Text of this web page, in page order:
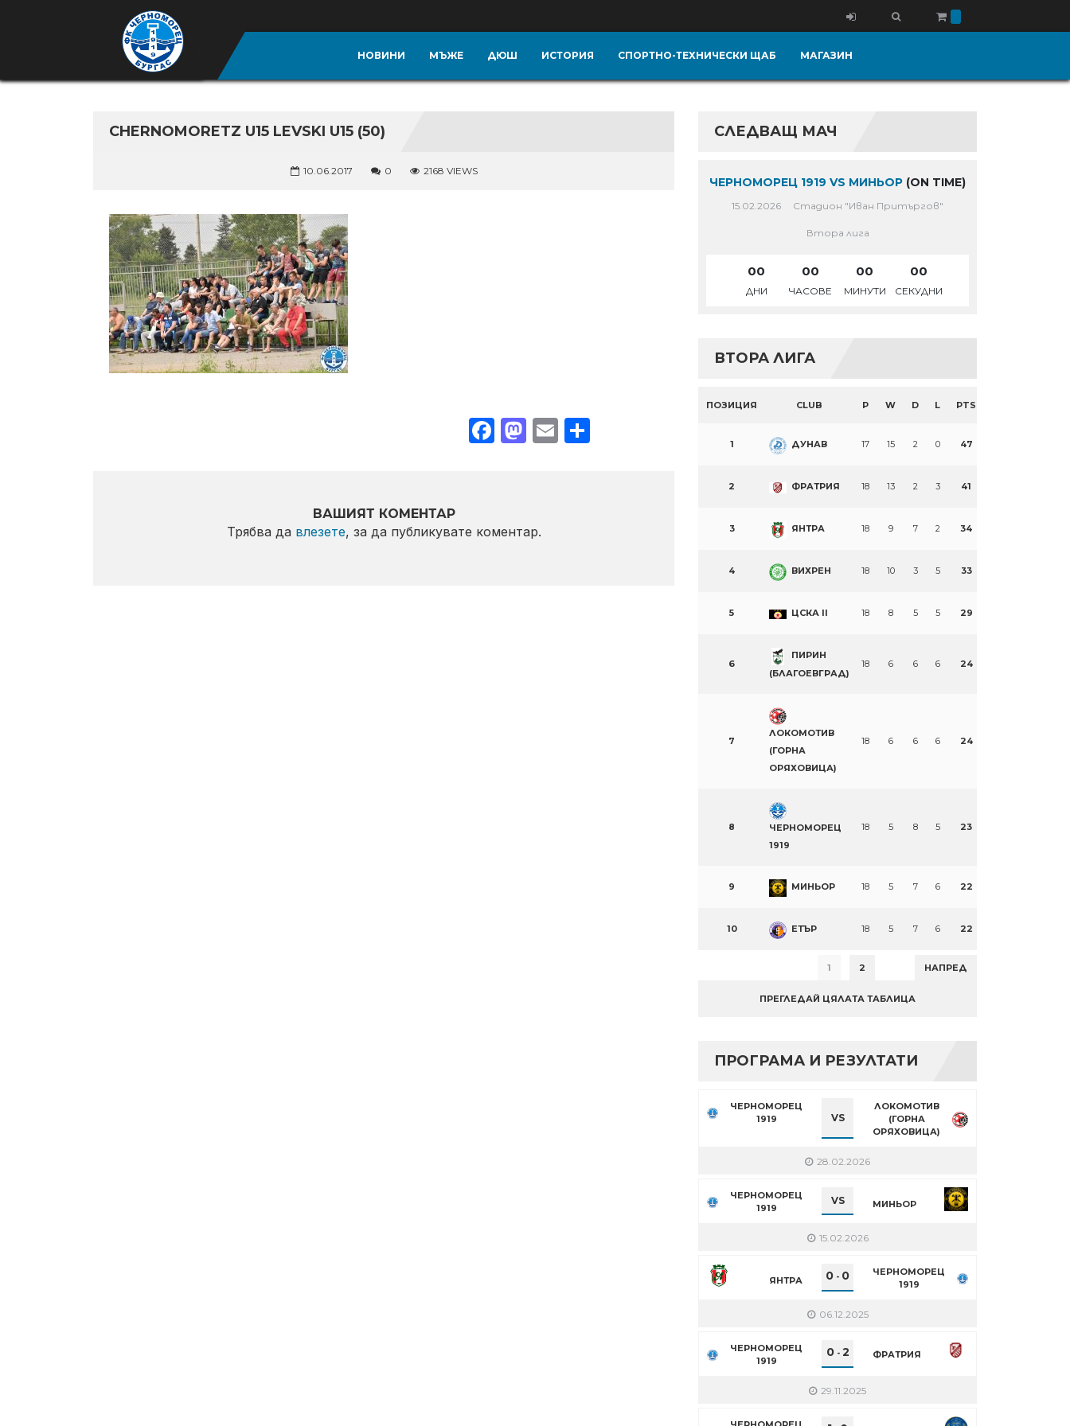
НОВИНИ МЪЖЕ ДЮШ ИСТОРИЯ СПОРТНО-ТЕХНИЧЕСКИ ЩАБ МАГАЗИН
CHERNOMORETZ U15 LEVSKI U15 (50)
10.06.2017 0 2168 VIEWS
Facebook
Mastodon
EmailShare
ВАШИЯТ КОМЕНТАР
Трябва да влезете, за да публикувате коментар.
СЛЕДВАЩ МАЧ
ЧЕРНОМОРЕЦ 1919 VS МИНЬОР (ON TIME)
15.02.2026 Стадион "Иван Притъргов"
Втора лига
00
ДНИ
00
ЧАСОВЕ
00
МИНУТИ
00
СЕКУДНИ
ВТОРА ЛИГА
ПОЗИЦИЯ CLUB P W D L PTS
1 ДУНАВ 17 15 2 0 47
2 ФРАТРИЯ 18 13 2 3 41
3 ЯНТРА 18 9 7 2 34
4 ВИХРЕН 18 10 3 5 33
5 ЦСКА II 18 8 5 5 29
6
ПИРИН
(БЛАГОЕВГРАД)
18 6 6 6 24
7
ЛОКОМОТИВ
(ГОРНА
ОРЯХОВИЦА)
18 6 6 6 24
8
ЧЕРНОМОРЕЦ
1919
18 5 8 5 23
9 МИНЬОР 18 5 7 6 22
10 ЕТЪР 18 5 7 6 22
1 2 НАПРЕД
ПРЕГЛЕДАЙ ЦЯЛАТА ТАБЛИЦА
ПРОГРАМА И РЕЗУЛТАТИ
ЧЕРНОМОРЕЦ
1919
VS
ЛОКОМОТИВ
(ГОРНА
ОРЯХОВИЦА)
28.02.2026
ЧЕРНОМОРЕЦ
1919
VS МИНЬОР
15.02.2026
ЯНТРА 0 - 0
ЧЕРНОМОРЕЦ
1919
06.12.2025
ЧЕРНОМОРЕЦ
1919
0- 2 ФРАТРИЯ
29.11.2025